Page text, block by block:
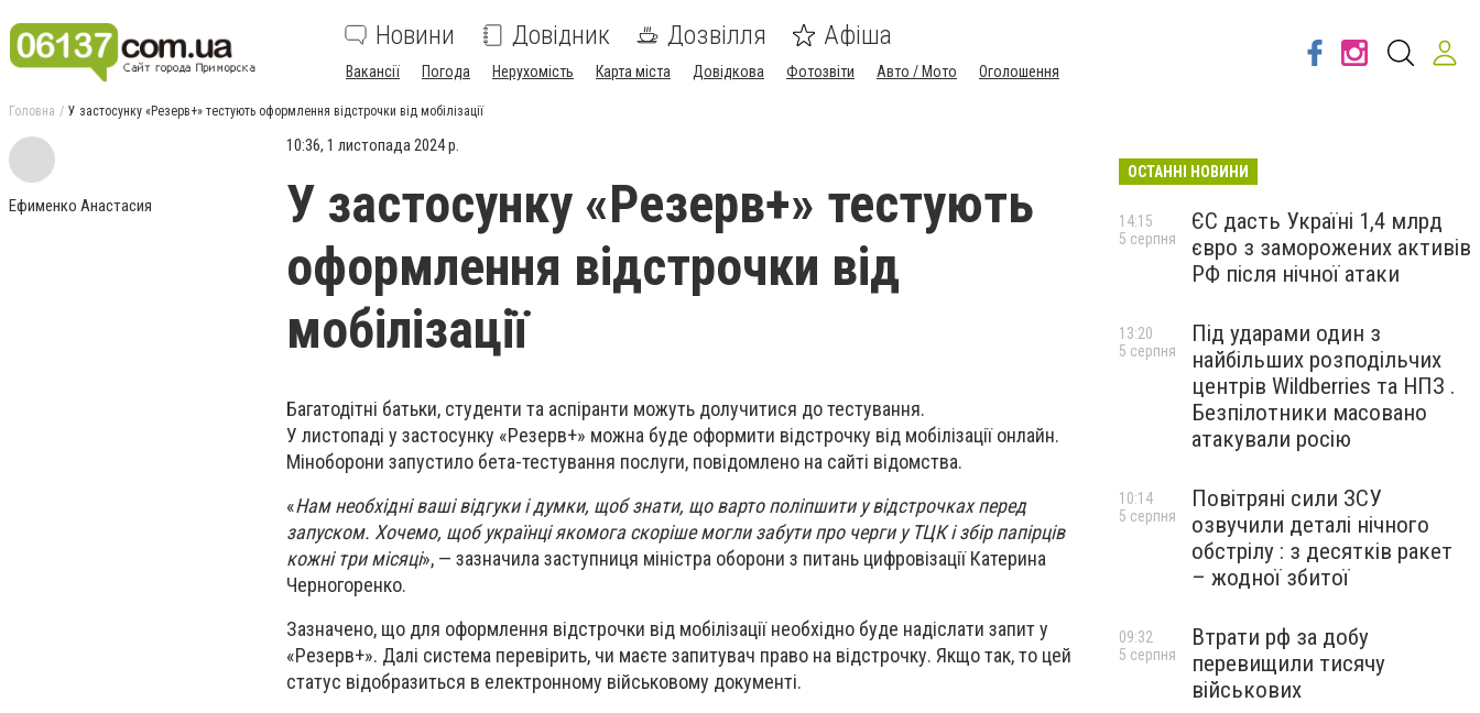
Новини Довідник Дозвілля Афіша
Вакансії Погода Нерухомість Карта міста Довідкова Фотозвіти Авто / Мото Оголошення
Головна У застосунку «Резерв+» тестують оформлення відстрочки від мобілізації
Ефименко Анастасия
10:36, 1 листопада 2024 р.
У застосунку «Резерв+» тестують
оформлення відстрочки від
мобілізації
Багатодітні батьки, студенти та аспіранти можуть долучитися до тестування.
У листопаді у застосунку «Резерв+» можна буде оформити відстрочку від мобілізації онлайн.
Міноборони запустило бета-тестування послуги, повідомлено на сайті відомства.
«Нам необхідні ваші відгуки і думки, щоб знати, що варто поліпшити у відстрочках перед
запуском. Хочемо, щоб українці якомога скоріше могли забути про черги у ТЦК і збір папірців
кожні три місяці», — зазначила заступниця міністра оборони з питань цифровізації Катерина
Черногоренко.
Зазначено, що для оформлення відстрочки від мобілізації необхідно буде надіслати запит у
«Резерв+». Далі система перевірить, чи маєте запитувач право на відстрочку. Якщо так, то цей
статус відобразиться в електронному військовому документі.
ОСТАННІ НОВИНИ
ЄС дасть Україні 1,4 млрд
євро з заморожених активів
РФ після нічної атаки
14:15
5 серпня
Під ударами один з
найбільших розподільчих
центрів Wildberries та НПЗ .
Безпілотники масовано
атакували росію
13:20
5 серпня
Повітряні сили ЗСУ
озвучили деталі нічного
обстрілу : з десятків ракет
– жодної збитої
10:14
5 серпня
Втрати рф за добу
перевищили тисячу
військових
09:32
5 серпня